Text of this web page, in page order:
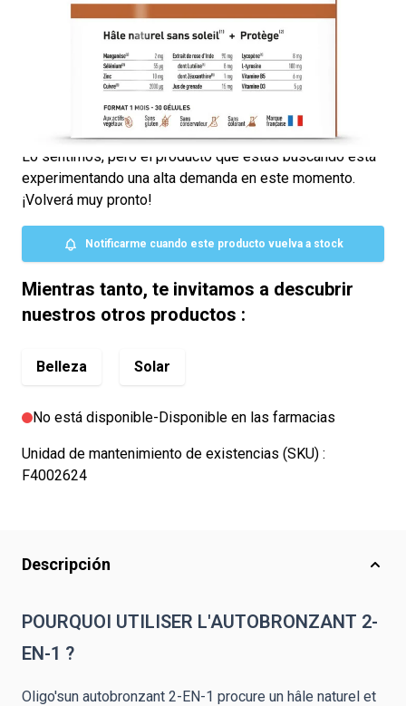
17,90 € 4.8/5 -5 reviews
Hâle progressif et naturel
Conçu pour protéger la peau
Enrichi en nutriments
Lo sentimos, pero el producto que estás buscando está
experimentando una alta demanda en este momento.
¡Volverá muy pronto!
Notificarme cuando este producto vuelva a stock
Mientras tanto, te invitamos a descubrir
nuestros otros productos :
Belleza Solar
No está disponible-Disponible en las farmacias
Unidad de mantenimiento de existencias (SKU) :
F4002624
Descripción
POURQUOI UTILISER L'AUTOBRONZANT 2-
EN-1 ?
Oligo'sun autobronzant 2-EN-1 procure un hâle naturel et